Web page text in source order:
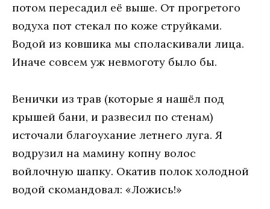
потом пересадил её выше. От прогретого
водуха пот стекал по коже струйками.
Водой из ковшика мы споласкивали лица.
Иначе совсем уж невмоготу было бы.
Венички из трав (которые я нашёл под
крышей бани, и развесил по стенам)
источали благоухание летнего луга. Я
водрузил на мамину копну волос
войлочную шапку. Окатив полок холодной
водой скомандовал: «Ложись!»